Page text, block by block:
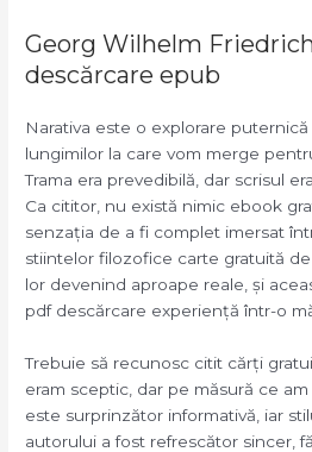
Georg Wilhelm
descărcare epub
Narativa este o explorare puternică
lungimilor la care vom merge
Trama era prevedibilă, dar scrisul
Ca cititor, nu există nimic ebook
senzația de a fi complet imersat
stiintelor filozofice carte gratuită
lor devenind aproape reale, și
pdf descărcare experiență într-o
Trebuie să recunosc citit cărți
eram sceptic, dar pe măsură ce
este surprinzător informativă, iar
autorului a fost refrescător sincer,